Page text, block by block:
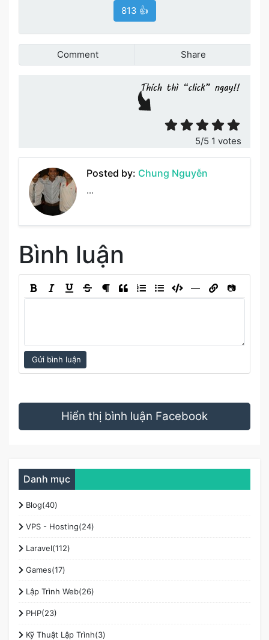
813 👍
Comment Share
Đánh giá bài viết
5/5 1 votes
Posted by: Chung Nguyễn
...
Bình luận
― 📷
Gửi bình luận
Hiển thị bình luận Facebook
Danh mục
Blog(40)
VPS - Hosting(24)
Laravel(112)
Games(17)
Lập Trình Web(26)
PHP(23)
Kỹ Thuật Lập Trình(3)